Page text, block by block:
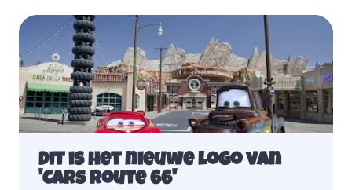
Dit is het nieuwe logo van
'Cars Route 66'